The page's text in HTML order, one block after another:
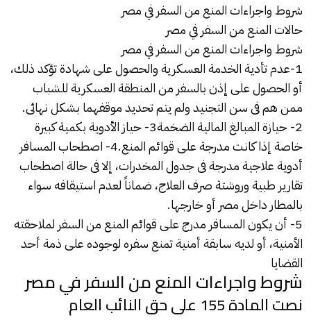
شروط واجراءات المنع من السفر في مصر
حالات المنع من السفر في مصر
شروط واجراءات المنع من السفر في مصر
1-عدم تأدية الخدمة العسكرية والحصول على شهادة تؤكد ذلك،
أو الحصول على إذن بالسفر من المنطقة العسكرية للشباب
ممن هم فى سن التجنيد ولم يتم تحديد موقفهما بشكل نهائى.
2- حيازة المبالغ المالية الضخمة3- حياز الأدوية بكمية كبيرة
خاصة إذا كانت مدرجة على قوائم المنع.4- اصطحاب المسافر
أدوية علاجية مدرجة فى جدول المخدرات، إلا فى حالة اصطحاب
تقارير طبية وروشتة صرف العلاج، ضماناً لعدم استيقافه سواء
بالمطار داخل مصر أو خارجها.
5- أن يكون المسافر مدرج على قوائم
المنع من السفر لملاحقته
الأمنية، أو لديه سابقة أمنية تمنع سفره لوجوده على ذمة أحد
القضايا
شروط واجراءات المنع من السفر في مصر
نصت المادة 155 على حق النائب العام